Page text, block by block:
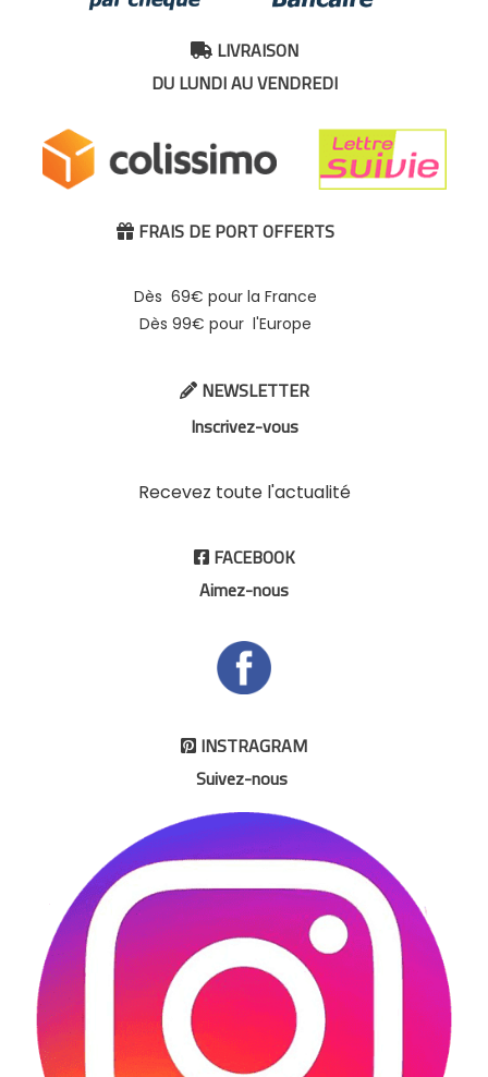
LIVRAISON
DU LUNDI AU VENDREDI
 FRAIS DE PORT OFFERTS
Dès 69€ pour la France
Dès 99€ pour l'Europe
NEWSLETTER
Inscrivez-vous
Recevez toute l'actualité
FACEBOOK
Aimez-nous
 INSTRAGRAM
Suivez-nous